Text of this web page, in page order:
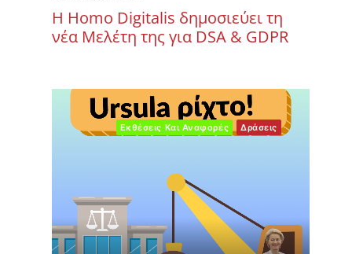
Η Homo Digitalis δημοσιεύει τη
νέα Μελέτη της για DSA & GDPR
Εκθέσεις Και Αναφορές Δράσεις